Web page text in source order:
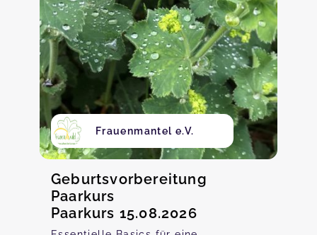
Frauenmantel e.V.
Geburtsvorbereitung
Paarkurs
Paarkurs 15.08.2026